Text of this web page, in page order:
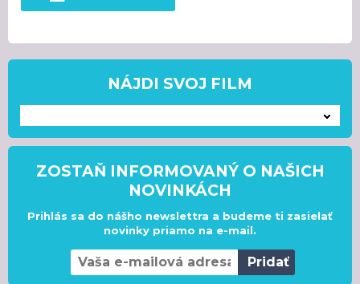
NÁJDI SVOJ FILM
ZOSTAŇ INFORMOVANÝ O NAŠICH
NOVINKÁCH
Prihlás sa do nášho newslettra a budeme ti zasielať
novinky priamo na e-mail.